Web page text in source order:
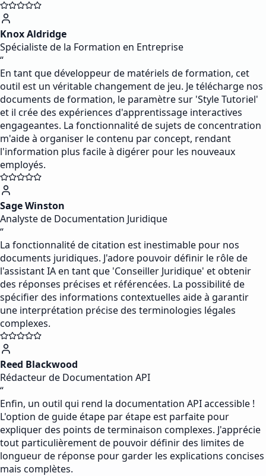
Knox Aldridge
Spécialiste de la Formation en Entreprise
“
En tant que développeur de matériels de formation, cet
outil est un véritable changement de jeu. Je télécharge nos
documents de formation, le paramètre sur 'Style Tutoriel'
et il crée des expériences d'apprentissage interactives
engageantes. La fonctionnalité de sujets de concentration
m'aide à organiser le contenu par concept, rendant
l'information plus facile à digérer pour les nouveaux
employés.
Sage Winston
Analyste de Documentation Juridique
“
La fonctionnalité de citation est inestimable pour nos
documents juridiques. J'adore pouvoir définir le rôle de
l'assistant IA en tant que 'Conseiller Juridique' et obtenir
des réponses précises et référencées. La possibilité de
spécifier des informations contextuelles aide à garantir
une interprétation précise des terminologies légales
complexes.
Reed Blackwood
Rédacteur de Documentation API
“
Enfin, un outil qui rend la documentation API accessible !
L'option de guide étape par étape est parfaite pour
expliquer des points de terminaison complexes. J'apprécie
tout particulièrement de pouvoir définir des limites de
longueur de réponse pour garder les explications concises
mais complètes.